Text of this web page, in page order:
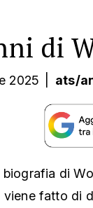
di
2025 ats/
biografia di
fatto di